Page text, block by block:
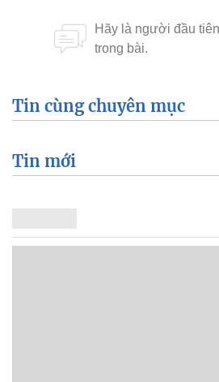
Tin cùng chuyên mục
Tin mới